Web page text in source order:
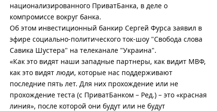
национализированного ПриватБанка, в деле о
компромиссе вокруг банка.
Об этом инвестиционный банкир Сергей Фурса заявил в
эфире социально-политического ток-шоу "Свобода слова
Савика Шустера" на телеканале "Украина".
«Как это видят наши западные партнеры, как видит МВФ,
как это видят люди, которые нас поддерживают
последние пять лет. Для них прохождение или не
прохождение теста (с ПриватБанком – Ред.) – это «красная
линия», после которой они будут или не будут